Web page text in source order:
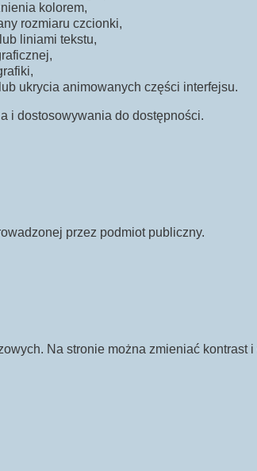
kolorem,
rozmiaru czcionki,
liniami tekstu,
ukrycia animowanych części interfejsu.
i dostosowywania do dostępności.
przez podmiot publiczny.
Na stronie można zmieniać kontrast